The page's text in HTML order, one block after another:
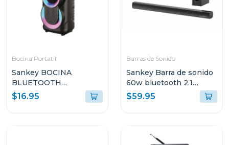
Bocina Portatil
Sankey BOCINA
BLUETOOTH
PORTATIL 10W
4DCD101
$16.95
Barras de Sonido
Sankey Barra de sonido
60w bluetooth 2.1
canales + subwoofer
hmt66
$59.95